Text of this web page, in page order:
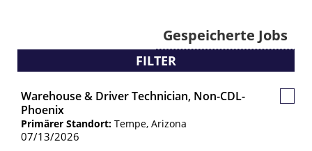
Gespeicherte Jobs
FILTER
Warehouse & Driver Technician, Non-CDL-
Phoenix
Primärer Standort: Tempe, Arizona
07/13/2026